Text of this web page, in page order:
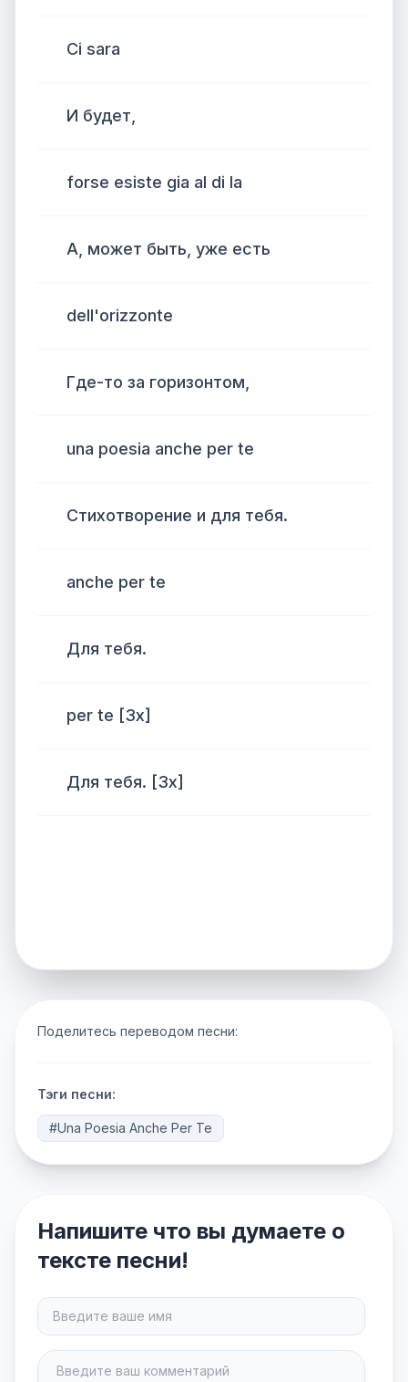
Ci sara
И будет,
forse esiste gia al di la
А, может быть, уже есть
dell'orizzonte
Где-то за горизонтом,
una poesia anche per te
Стихотворение и для тебя.
anche per te
Для тебя.
per te [3x]
Для тебя. [3x]
Поделитесь переводом песни:
Тэги песни:
#Una Poesia Anche Per Te
Напишите что вы думаете о
тексте песни!